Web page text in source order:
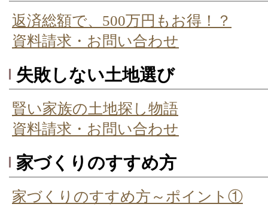
返済総額で、500万円もお得！？
資料請求・お問い合わせ
失敗しない土地選び
賢い家族の土地探し物語
資料請求・お問い合わせ
家づくりのすすめ方
家づくりのすすめ方～ポイント①